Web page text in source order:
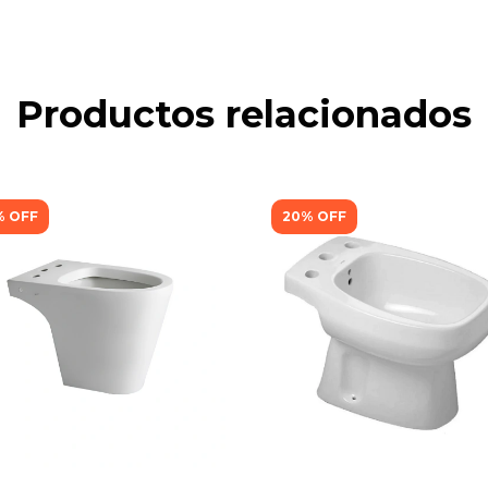
Productos relacionados
OFF 20% OFF